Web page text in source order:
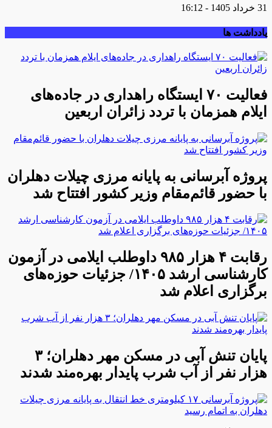
31 خرداد 1405 - 16:12
یادداشت ها
فعالیت ۷۰ ایستگاه راهداری در جاده‌های
ایلام همزمان با تردد زائران اربعین
پروژه آبرسانی به پایانه مرزی چیلات دهلران
با حضور قائم‌مقام وزیر کشور افتتاح شد
رقابت ۴ هزار ۹۸۵ داوطلب ایلامی در آزمون
کارشناسی ارشد ۱۴۰۵/ جزئیات حوزه‌های
برگزاری اعلام شد
پایان تنش آبی در مسکن مهر دهلران؛ ۳
هزار نفر از آب شرب پایدار بهره‌مند شدند